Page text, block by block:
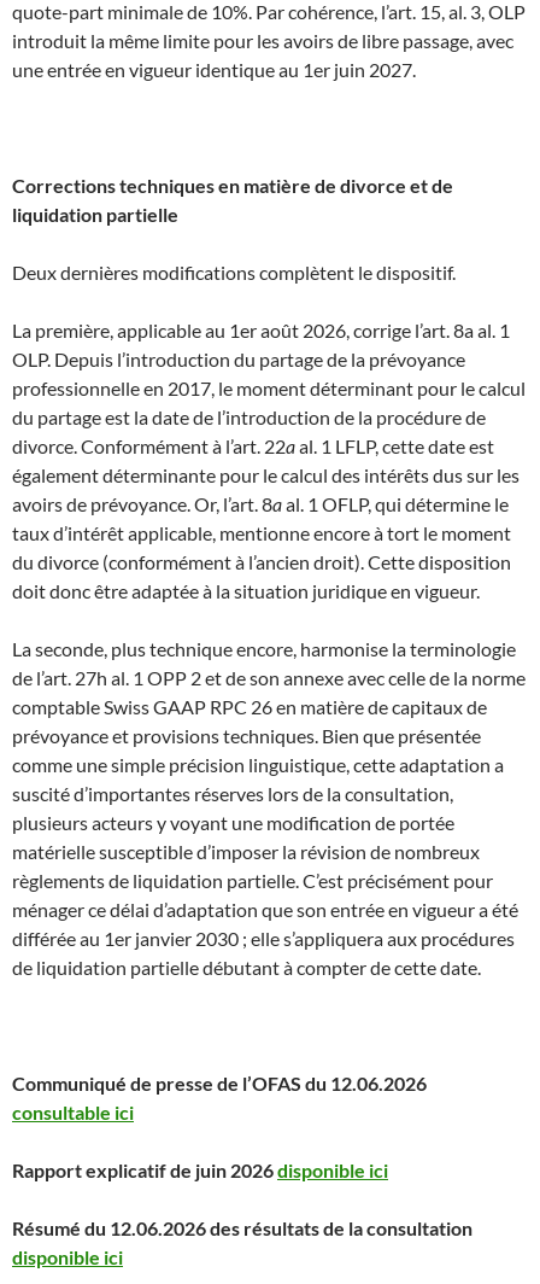
quote-part minimale de 10%. Par cohérence, l’art. 15, al. 3, OLP
introduit la même limite pour les avoirs de libre passage, avec
une entrée en vigueur identique au 1er juin 2027.
Corrections techniques en matière de divorce et de
liquidation partielle
Deux dernières modifications complètent le dispositif.
La première, applicable au 1er août 2026, corrige l’art. 8a al. 1
OLP. Depuis l’introduction du partage de la prévoyance
professionnelle en 2017, le moment déterminant pour le calcul
du partage est la date de l’introduction de la procédure de
divorce. Conformément à l’art. 22aal. 1 LFLP, cette date est
également déterminante pour le calcul des intérêts dus sur les
avoirs de prévoyance. Or, l’art. 8aal. 1 OFLP, qui détermine le
taux d’intérêt applicable, mentionne encore à tort le moment
du divorce (conformément à l’ancien droit). Cette disposition
doit donc être adaptée à la situation juridique en vigueur.
La seconde, plus technique encore, harmonise la terminologie
de l’art. 27h al. 1 OPP 2 et de son annexe avec celle de la norme
comptable Swiss GAAP RPC 26 en matière de capitaux de
prévoyance et provisions techniques. Bien que présentée
comme une simple précision linguistique, cette adaptation a
suscité d’importantes réserves lors de la consultation,
plusieurs acteurs y voyant une modification de portée
matérielle susceptible d’imposer la révision de nombreux
règlements de liquidation partielle. C’est précisément pour
ménager ce délai d’adaptation que son entrée en vigueur a été
différée au 1er janvier 2030 ; elle s’appliquera aux procédures
de liquidation partielle débutant à compter de cette date.
Communiqué de presse de l’OFAS du 12.06.2026
consultable ici
Rapport explicatif de juin 2026disponible ici
Résumé du 12.06.2026 des résultats de la consultation
disponible ici